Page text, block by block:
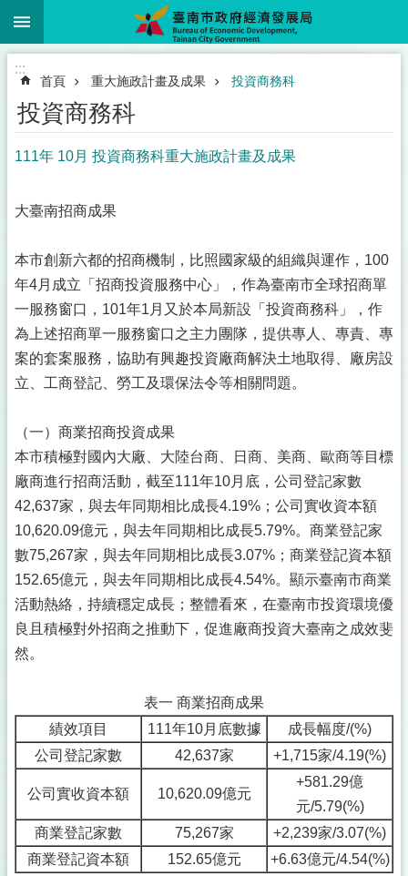
跳到主要內容區塊
:::
首頁 重大施政計畫及成果 投資商務科
投資商務科
111年 10月 投資商務科重大施政計畫及成果
大臺南招商成果
本市創新六都的招商機制，比照國家級的組織與運作，100
年4月成立「招商投資服務中心」，作為臺南市全球招商單
一服務窗口，101年1月又於本局新設「投資商務科」，作
為上述招商單一服務窗口之主力團隊，提供專人、專責、專
案的套案服務，協助有興趣投資廠商解決土地取得、廠房設
立、工商登記、勞工及環保法令等相關問題。
（一）商業招商投資成果
本市積極對國內大廠、大陸台商、日商、美商、歐商等目標
廠商進行招商活動，截至111年10月底，公司登記家數
42,637家，與去年同期相比成長4.19%；公司實收資本額
10,620.09億元，與去年同期相比成長5.79%。商業登記家
數75,267家，與去年同期相比成長3.07%；商業登記資本額
152.65億元，與去年同期相比成長4.54%。顯示臺南市商業
活動熱絡，持續穩定成長；整體看來，在臺南市投資環境優
良且積極對外招商之推動下，促進廠商投資大臺南之成效斐
然。
表一 商業招商成果
績效項目
111年10月底數據
成長幅度/(%)
公司登記家數
42,637家 +1,715家/4.19(%)
公司實收資本額 10,620.09億元
+581.29億
元/5.79(%)
商業登記家數
75,267家
+2,239家/3.07(%)
商業登記資本額
152.65億元 +6.63億元/4.54(%)